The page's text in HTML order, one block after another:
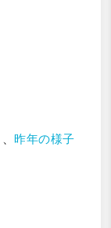
昨年の様子